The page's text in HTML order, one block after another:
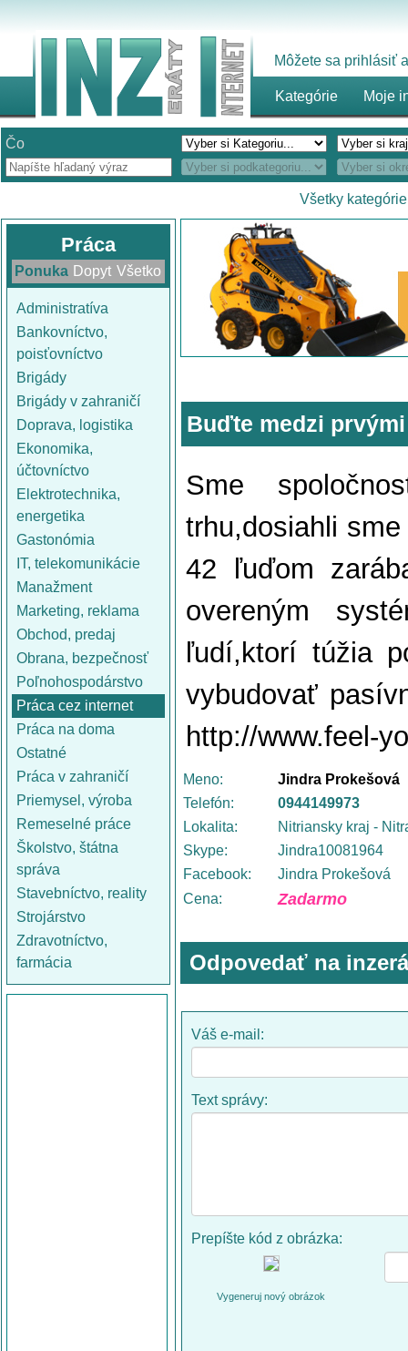
Môžete sa prihlásiť
Kategórie Moje
Čo
Všetky kategórie
Práca
Ponuka Dopyt Všetko
Administratíva
Bankovníctvo,
poisťovníctvo
Brigády
Brigády v zahraničí
Doprava, logistika
Ekonomika,
účtovníctvo
Elektrotechnika,
energetika
Gastonómia
IT, telekomunikácie
Manažment
Marketing, reklama
Obchod, predaj
Obrana, bezpečnosť
Poľnohospodárstvo
Práca cez internet
Práca na doma
Ostatné
Práca v zahraničí
Priemysel, výroba
Remeselné práce
Školstvo, štátna
správa
Stavebníctvo, reality
Strojárstvo
Zdravotníctvo,
farmácia
Buďte medzi
Sme
trhu,dosiahli
42 ľuďom
overeným
ľudí,ktorí túžia
vybudovať
http://www.feel-
Meno:
Jindra Prokešová
Telefón:
0944149973
Lokalita:
Nitriansky kraj -
Skype:
Jindra10081964
Facebook:
Jindra Prokešová
Cena:
Zadarmo
Odpovedať na
Váš e-mail:
Text správy:
Prepíšte kód z obrázka:
Vygeneruj nový obrázok